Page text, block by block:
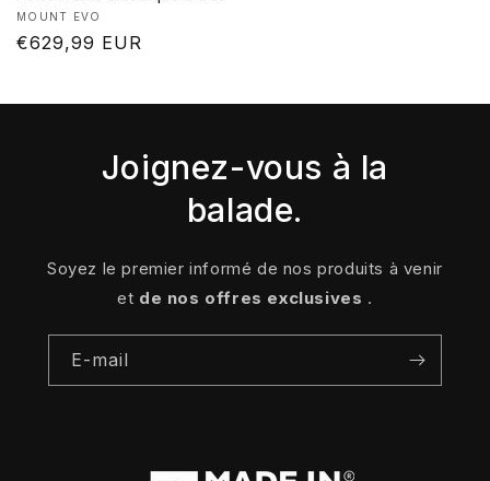
Fournisseur :
MOUNT EVO
Prix
€629,99 EUR
Joignez-vous à la
balade.
Soyez le premier informé de nos produits à venir
et de nos offres exclusives .
E-mail